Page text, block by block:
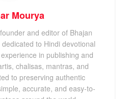
Mourya
and editor of Bhajan
to Hindi devotional
in publishing and
chalisas, mantras, and
to preserving authentic
accurate, and easy-to-